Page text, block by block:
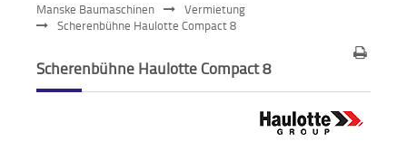
Kommunaltechnik
Anbaugeräte
Manske Baumaschinen
Vermietung
Scherenbühne Haulotte Compact 8
Scherenbühne Haulotte Compact 8